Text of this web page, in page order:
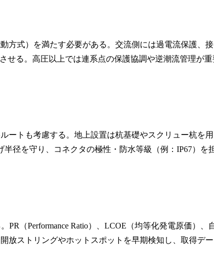
方式）を満たす必要がある。交流側には過電流保護、接
せる。高圧以上では連系点の保護協調や逆潮流管理が重
ートも考慮する。地上設置は杭基礎やスクリュー杭を用
径を守り、コネクタの極性・防水等級（例：IP67）を
（Performance Ratio）、LCOE（均等化発電原価）、
放ストリングやホットスポットを早期検知し、取得デー